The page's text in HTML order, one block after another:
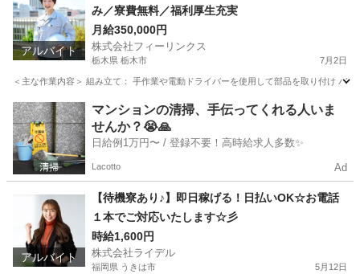
アルバイト
み／寮費無料／福利厚生充実
月給350,000円
株式会社フィーリンクス
栃木県 栃木市 7月2日
＜主な作業内容＞ 組み立て： 手作業や電動ドライバーを使用して部品を取り付け バ
栃木 栃木市 工場 電動
マンションの清掃、手伝ってくれる人いま
せんか？😭🙏
日給例1万円〜 / 登録不要！高時給求人多数✨
Lacotto Ad
アルバイト
【待機寮あり♪】即日稼げる！日払いOK☆お電話
１本でご対応いたします☆彡
時給1,600円
株式会社ライデル
福岡県 うきは市 5月12日